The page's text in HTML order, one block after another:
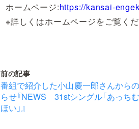
ホームページ:https://kansai-
※詳しくはホームページをご覧く
前の記事
番組で紹介した小山慶一郎さんから
らせ『NEWS 31stシングル「あっち
ほい」』